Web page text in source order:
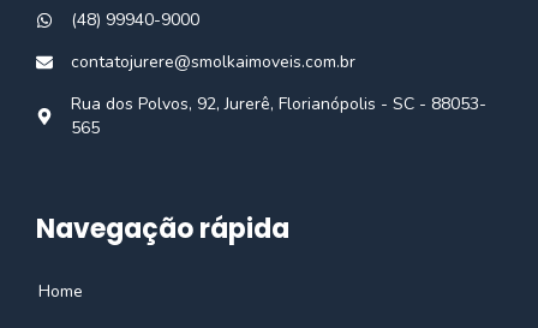
(48) 99940-9000
contatojurere@smolkaimoveis.com.br
Rua dos Polvos, 92, Jurerê, Florianópolis - SC - 88053-
565
Navegação rápida
Home